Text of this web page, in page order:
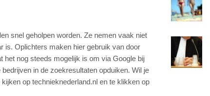
snel geholpen worden. Ze nemen vaak niet
is. Oplichters maken hier gebruik van door
het nog steeds mogelijk is om via Google bij
in de zoekresultaten opduiken. Wil je
op technieknederland.nl en te klikken op